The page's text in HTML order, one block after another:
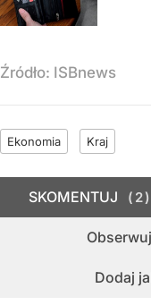
Źródło: ISBnews
Ekonomia Kraj
Dodaj
SKOMENTUJ 2